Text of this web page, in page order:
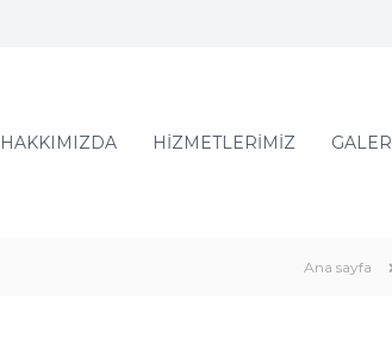
HAKKIMIZDA HİZMETLERİMİZ
Ana sayfa